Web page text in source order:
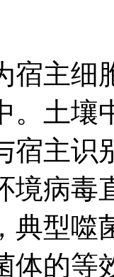
宿主细
。土壤
宿主识
境病毒
典型噬
体的等